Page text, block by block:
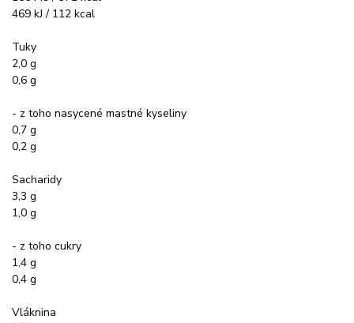
469 kJ / 112 kcal
Tuky
2,0 g
0,6 g
- z toho nasycené mastné kyseliny
0,7 g
0,2 g
Sacharidy
3,3 g
1,0 g
- z toho cukry
1,4 g
0,4 g
Vláknina